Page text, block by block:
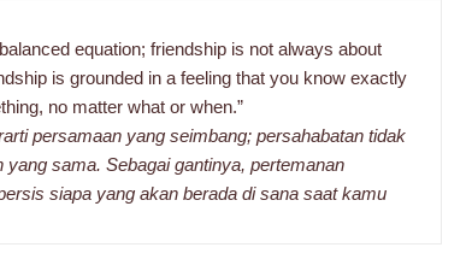
equation; friendship is not always about
is grounded in a feeling that you know exactly
no matter what or when.”
persamaan yang seimbang; persahabatan tidak
sama. Sebagai gantinya, pertemanan
siapa yang akan berada di sana saat kamu